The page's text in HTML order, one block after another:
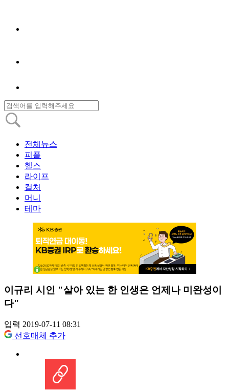
전체뉴스
피플
헬스
라이프
컬처
머니
테마
이규리 시인 "살아 있는 한 인생은 언제나 미완성이
다"
입력 2019-07-11 08:31
선호매체 추가